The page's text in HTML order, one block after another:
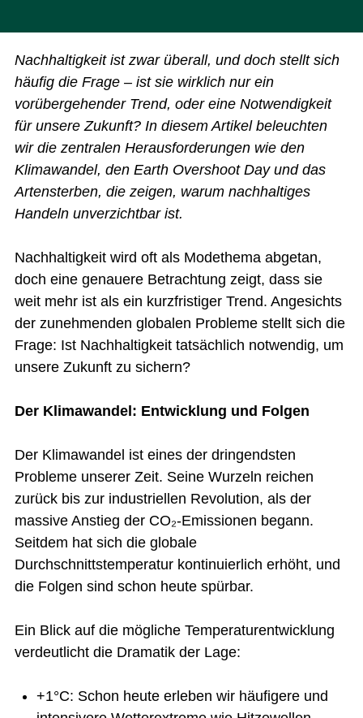
Nachhaltigkeit ist zwar überall, und doch stellt sich
häufig die Frage – ist sie wirklich nur ein
vorübergehender Trend, oder eine Notwendigkeit
für unsere Zukunft? In diesem Artikel beleuchten
wir die zentralen Herausforderungen wie den
Klimawandel, den Earth Overshoot Day und das
Artensterben, die zeigen, warum nachhaltiges
Handeln unverzichtbar ist.
Nachhaltigkeit wird oft als Modethema abgetan,
doch eine genauere Betrachtung zeigt, dass sie
weit mehr ist als ein kurzfristiger Trend. Angesichts
der zunehmenden globalen Probleme stellt sich die
Frage: Ist Nachhaltigkeit tatsächlich notwendig, um
unsere Zukunft zu sichern?
Der Klimawandel: Entwicklung und Folgen
Der Klimawandel ist eines der dringendsten
Probleme unserer Zeit. Seine Wurzeln reichen
zurück bis zur industriellen Revolution, als der
massive Anstieg der CO₂-Emissionen begann.
Seitdem hat sich die globale
Durchschnittstemperatur kontinuierlich erhöht, und
die Folgen sind schon heute spürbar.
Ein Blick auf die mögliche Temperaturentwicklung
verdeutlicht die Dramatik der Lage:
+1°C: Schon heute erleben wir häufigere und